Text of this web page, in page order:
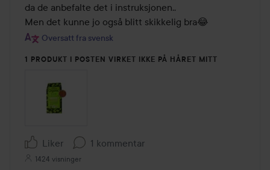
da de anbefalte det i instruksjonen..
Men det kunne jo også blitt skikkelig bra😂
Oversatt fra svensk
1 PRODUKT I POSTEN VIRKET IKKE PÅ HÅRET MITT
Liker 1 kommentar
1424 visninger